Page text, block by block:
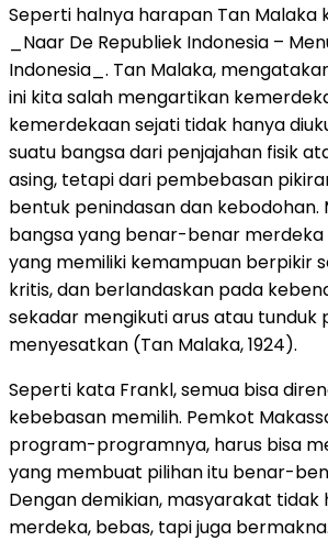
Seperti halnya harapan Tan Malaka
_Naar De Republiek Indonesia –
Indonesia_. Tan Malaka,
ini kita salah mengartikan
kemerdekaan sejati tidak hanya
suatu bangsa dari penjajahan fisik
asing, tetapi dari pembebasan
bentuk penindasan dan kebodohan.
bangsa yang benar-benar merdeka
yang memiliki kemampuan berpikir
kritis, dan berlandaskan pada
sekadar mengikuti arus atau tunduk
menyesatkan (Tan Malaka, 1924).
Seperti kata Frankl, semua bisa
kebebasan memilih. Pemkot
program-programnya, harus bisa
yang membuat pilihan itu benar-
Dengan demikian, masyarakat tidak
merdeka, bebas, tapi juga